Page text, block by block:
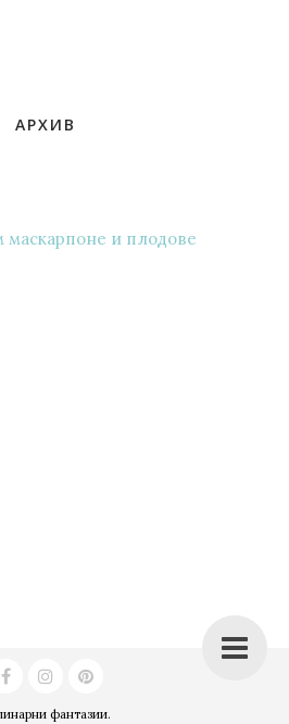
АРХИВ
маскарпоне и плодове
фантазии.